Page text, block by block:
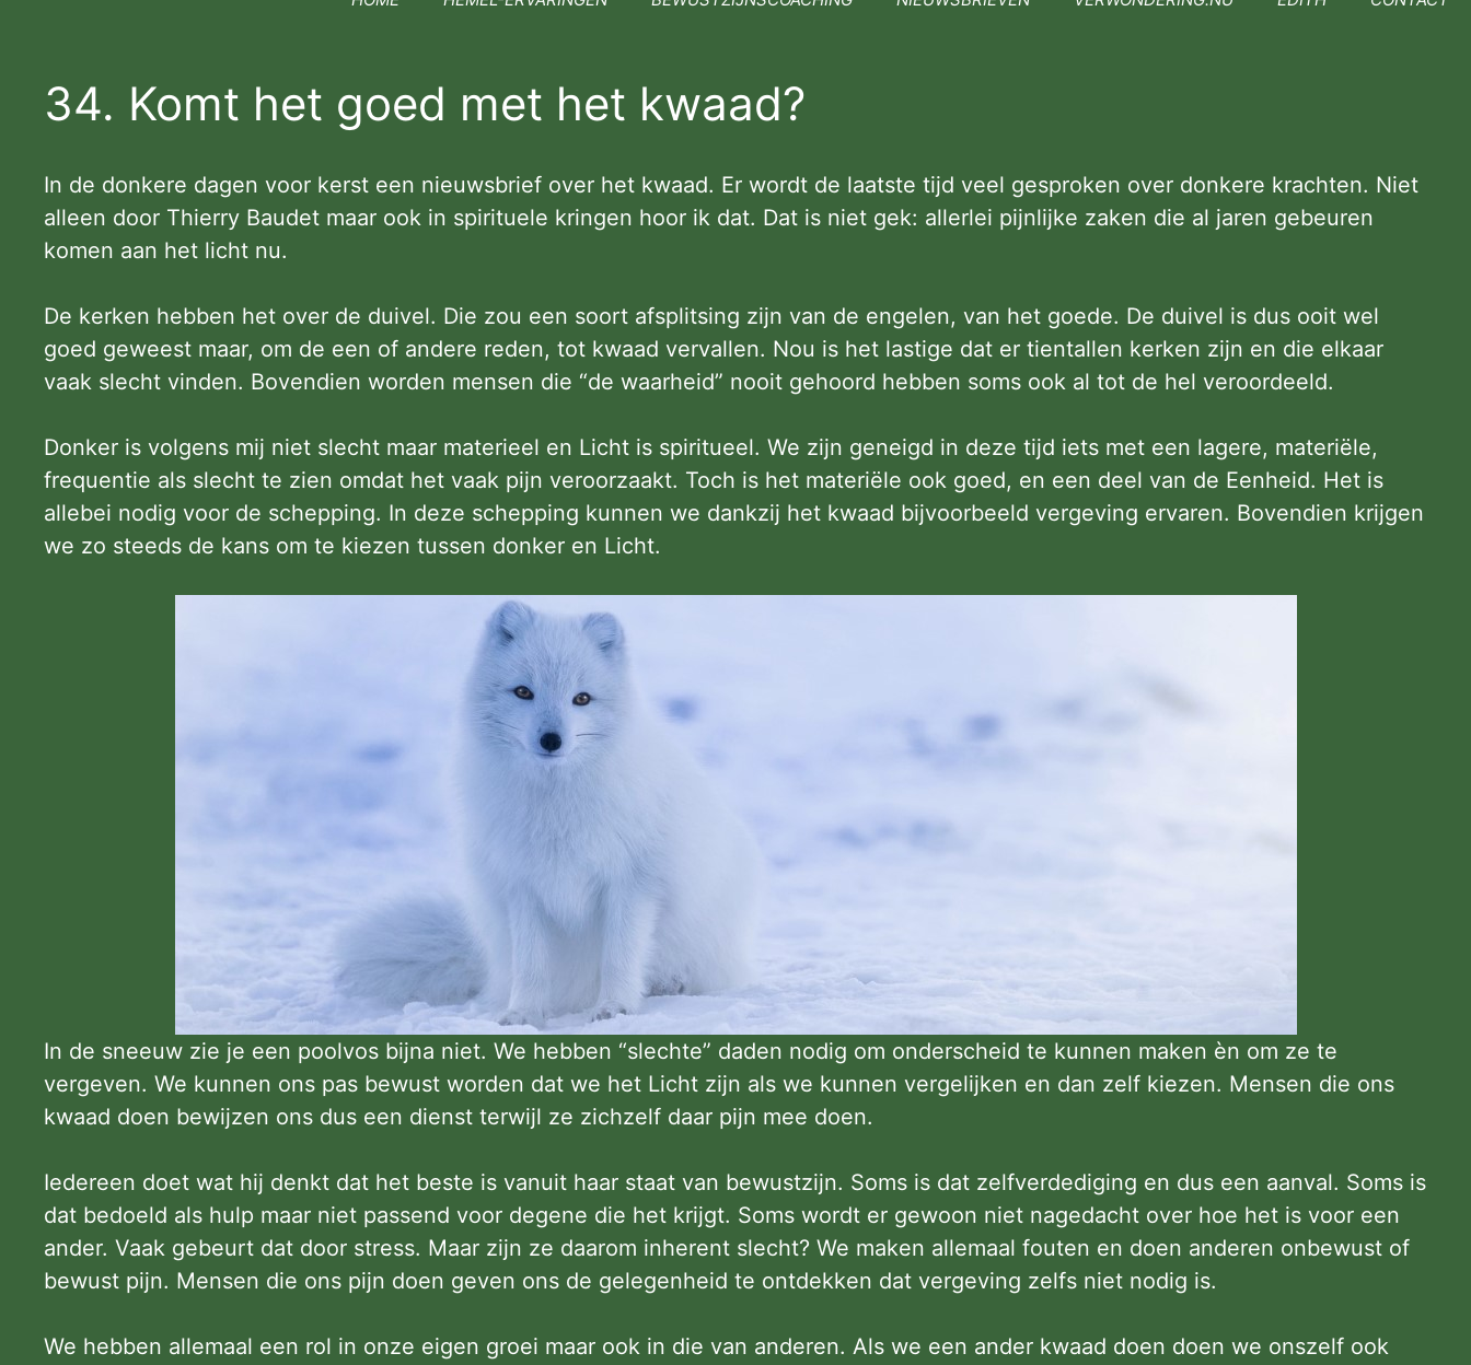
34. Komt het goed met het kwaad?
In de donkere dagen voor kerst een nieuwsbrief over het kwaad. Er wordt de laatste tijd veel gesproken over donkere krachten. Niet
alleen door Thierry Baudet maar ook in spirituele kringen hoor ik dat. Dat is niet gek: allerlei pijnlijke zaken die al jaren gebeuren
komen aan het licht nu.
De kerken hebben het over de duivel. Die zou een soort afsplitsing zijn van de engelen, van het goede. De duivel is dus ooit wel
goed geweest maar, om de een of andere reden, tot kwaad vervallen. Nou is het lastige dat er tientallen kerken zijn en die elkaar
vaak slecht vinden. Bovendien worden mensen die “de waarheid” nooit gehoord hebben soms ook al tot de hel veroordeeld.
Donker is volgens mij niet slecht maar materieel en Licht is spiritueel. We zijn geneigd in deze tijd iets met een lagere, materiële,
frequentie als slecht te zien omdat het vaak pijn veroorzaakt. Toch is het materiële ook goed, en een deel van de Eenheid. Het is
allebei nodig voor de schepping. In deze schepping kunnen we dankzij het kwaad bijvoorbeeld vergeving ervaren. Bovendien krijgen
we zo steeds de kans om te kiezen tussen donker en Licht.
In de sneeuw zie je een poolvos bijna niet. We hebben “slechte” daden nodig om onderscheid te kunnen maken èn om ze te
vergeven. We kunnen ons pas bewust worden dat we het Licht zijn als we kunnen vergelijken en dan zelf kiezen. Mensen die ons
kwaad doen bewijzen ons dus een dienst terwijl ze zichzelf daar pijn mee doen.
Iedereen doet wat hij denkt dat het beste is vanuit haar staat van bewustzijn. Soms is dat zelfverdediging en dus een aanval. Soms is
dat bedoeld als hulp maar niet passend voor degene die het krijgt. Soms wordt er gewoon niet nagedacht over hoe het is voor een
ander. Vaak gebeurt dat door stress. Maar zijn ze daarom inherent slecht? We maken allemaal fouten en doen anderen onbewust of
bewust pijn. Mensen die ons pijn doen geven ons de gelegenheid te ontdekken dat vergeving zelfs niet nodig is.
We hebben allemaal een rol in onze eigen groei maar ook in die van anderen. Als we een ander kwaad doen doen we onszelf ook